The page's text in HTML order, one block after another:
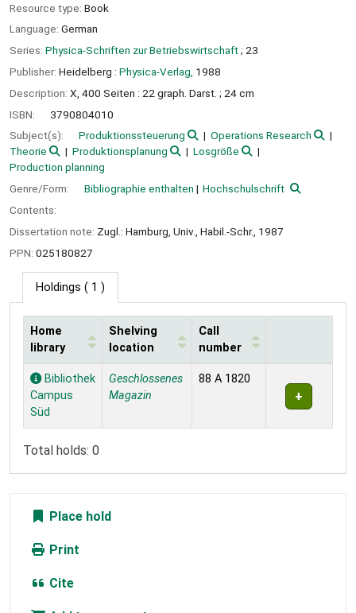
Resource type: Book
Language: German
Series: Physica-Schriften zur Betriebswirtschaft; 23
Publisher: Heidelberg : Physica-Verlag, 1988
Description: X, 400 Seiten : 22 graph. Darst. ; 24 cm
ISBN:
3790804010
Subject(s):
Produktionssteuerung
Operations Research
Theorie
Produktionsplanung
Losgröße
Production planning
Genre/Form:
Bibliographie enthalten
Hochschulschrift
Contents:
Dissertation note: Zugl.: Hamburg, Univ., Habil.-Schr., 1987
PPN: 025180827
Holdings ( 1 )
Holdings
Home
library
Shelving
location
Call
number
Bibliothek
Campus
Süd
Geschlossenes
Magazin
88 A 1820
Total holds: 0
Place hold
Print
Cite